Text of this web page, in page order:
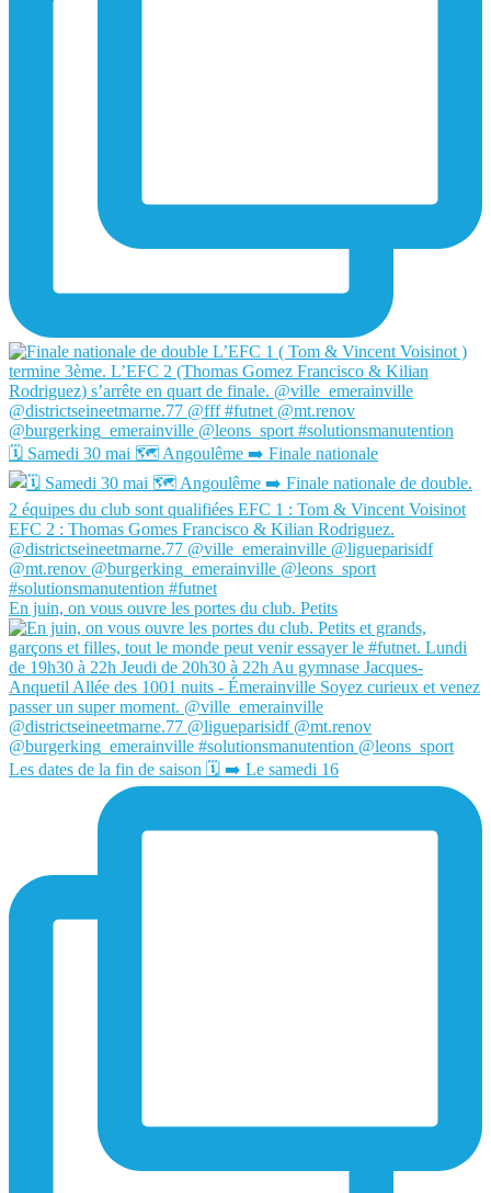
🗓️ Samedi 30 mai 🗺️ Angoulême ➡️ Finale nationale
En juin, on vous ouvre les portes du club. Petits
Les dates de la fin de saison 🗓️ ➡️ Le samedi 16